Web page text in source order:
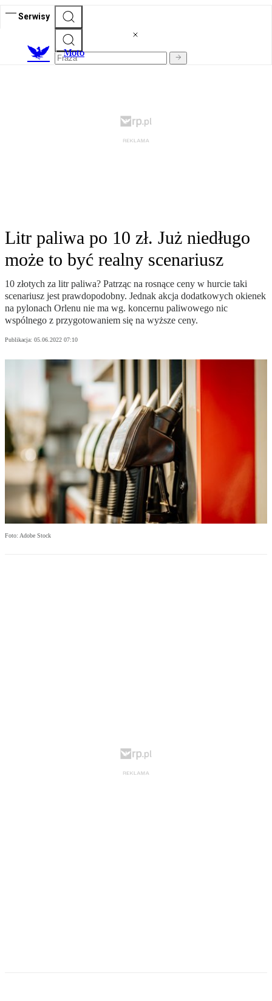
Serwisy
Moto
Litr paliwa po 10 zł. Już niedługo
może to być realny scenariusz
10 złotych za litr paliwa? Patrząc na rosnące ceny w hurcie taki
scenariusz jest prawdopodobny. Jednak akcja dodatkowych okienek
na pylonach Orlenu nie ma wg. koncernu paliwowego nic
wspólnego z przygotowaniem się na wyższe ceny.
Publikacja: 05.06.2022 07:10
Foto: Adobe Stock